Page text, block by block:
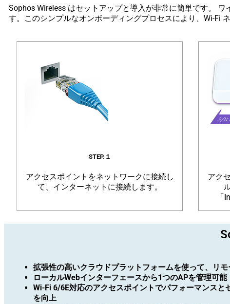
Sophos Wireless はセットアップと導入が非常に簡単です。
す。このシンプルなオンボーディングプロセスにより、Wi-Fi
STEP.１
アクセスポイントをネットワークに接続し
て、インターネットに接続します。
アク
「
拡張性の高いクラウドプラットフォームを使って、リ
ローカルWebインターフェースから1つのAPを管理可能
Wi-Fi 6/6E対応のアクセスポイントでパフォーマンスと
を向上